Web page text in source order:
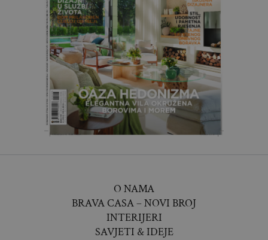
O NAMA
BRAVA CASA – NOVI BROJ
INTERIJERI
SAVJETI & IDEJE